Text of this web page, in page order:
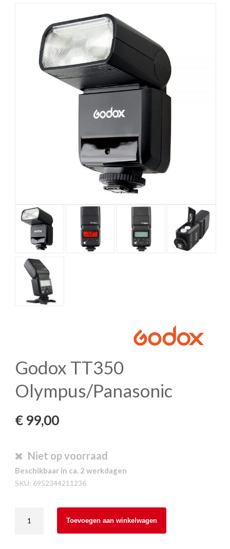
Godox TT350
Olympus/Panasonic
€ 99,00
Niet op voorraad
Beschikbaar in ca. 2 werkdagen
SKU: 6952344211236
TT350
Toevoegen aan winkelwagen